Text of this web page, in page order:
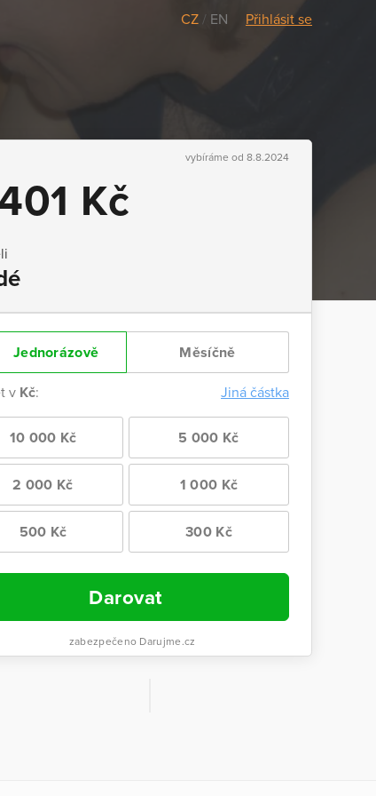
CZ / EN Přihlásit se
vybíráme od 8.8.2024
Kč
Jednorázově Měsíčně
v Kč: Jiná částka
10 000 Kč 5 000 Kč
2 000 Kč 1 000 Kč
500 Kč 300 Kč
Darovat
zabezpečeno Darujme.cz